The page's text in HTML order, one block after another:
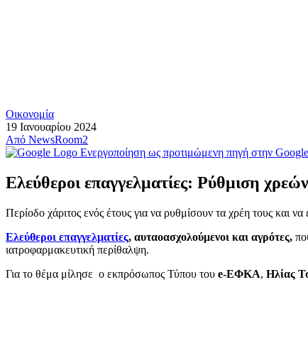
Οικονομία
19 Ιανουαρίου 2024
Από NewsRoom2
Ενεργοποίηση ως προτιμώμενη πηγή στην Google
Ελεύθεροι επαγγελματίες: Ρύθμιση
Περίοδο χάριτος ενός έτους για να ρυθμίσουν τα χρέη τους και
Ελεύθεροι επαγγελματίες, αυταοασχολούμενοι και αγρότες,
ιατροφαρμακευτική περίθαλψη.
Για το θέμα μίλησε ο εκπρόσωπος Τύπου του e-ΕΦΚΑ, Ηλίας